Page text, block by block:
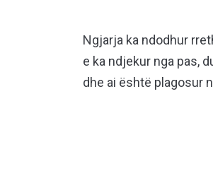
Ngjarja ka ndodhur
e ka ndjekur nga pas,
dhe ai është plagosur